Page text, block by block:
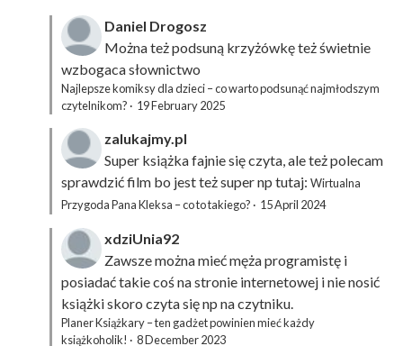
Daniel Drogosz
Można też podsuną krzyżówkęteż świetnie
wzbogaca słownictwo
Najlepsze komiksy dla dzieci – co warto podsunąć najmłodszym
czytelnikom? · 19 February 2025
zalukajmy.pl
Super książka fajnie się czyta, ale też polecam
sprawdzić film bo jest też super np tutaj: Wirtualna
Przygoda Pana Kleksa – co to takiego? · 15 April 2024
xdziUnia92
Zawsze można mieć męża programistę i
posiadać takie coś na stronie internetowej i nie nosić
książki skoro czyta się np na czytniku.
Planer Książkary – ten gadżet powinien mieć każdy
książkoholik! · 8 December 2023